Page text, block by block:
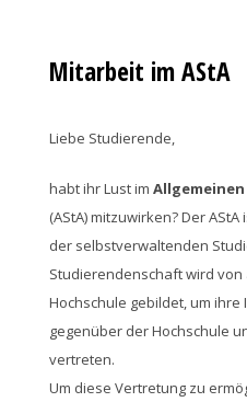
Mitarbeit im AStA
Liebe Studierende,
habt ihr Lust im
(AStA) mitzuwirken? Der
der selbstverwaltenden
Studierendenschaft wird
Hochschule gebildet, um
gegenüber der Hochschule
vertreten.
Um diese Vertretung zu